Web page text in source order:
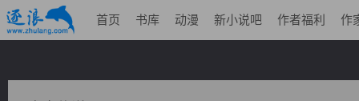
首页 书库 动漫 新小说吧 作者福利 作